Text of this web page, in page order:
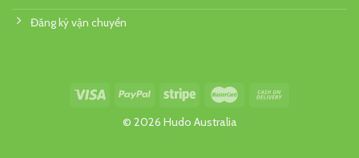
Đăng ký vận chuyển
© 2026 Hudo Australia